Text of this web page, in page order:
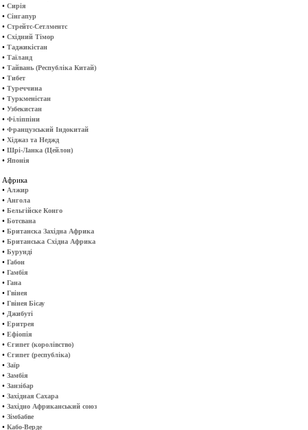
• Сирія
• Сінгапур
• Стрейтс-Сетлментс
• Східний Тімор
• Таджикістан
• Таїланд
• Тайвань (Республіка Китай)
• Тибет
• Туреччина
• Туркменістан
• Узбекистан
• Філіппіни
• Французський Індокитай
• Хіджаз та Неджд
• Шрі-Ланка (Цейлон)
• Японія
Африка
• Алжир
• Ангола
• Бельгійске Конго
• Ботсвана
• Британска Західна Африка
• Британська Східна Африка
• Бурунді
• Габон
• Гамбія
• Гана
• Гвінея
• Гвінея Бісау
• Джибуті
• Еритрея
• Ефіопія
• Єгипет (королівство)
• Єгипет (республіка)
• Заїр
• Замбія
• Занзібар
• Західная Сахара
• Західно Африканський союз
• Зімбабве
• Кабо-Верде